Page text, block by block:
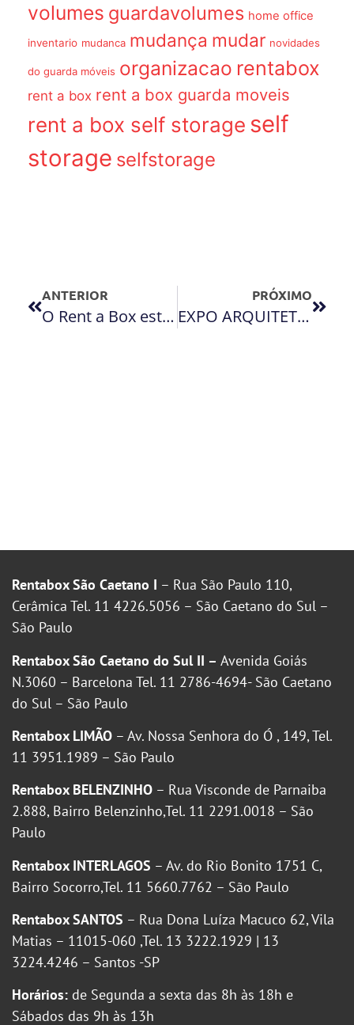
volumes guardavolumes home office
inventario mudanca mudança mudar novidades
do guarda móveis organizacao rentabox
rent a box rent a box guarda moveis
rent a box self storage self
storage selfstorage
ANTERIOR
O Rent a Box está de “cara” nova!
PRÓXIMO
EXPO ARQUITETURA SUSTENTÁVEL
Rentabox São Caetano I – Rua São Paulo 110,
Cerâmica Tel. 11 4226.5056 – São Caetano do Sul –
São Paulo
Rentabox São Caetano do Sul II – Avenida Goiás
N.3060 – Barcelona Tel. 11 2786-4694- São Caetano
do Sul – São Paulo
Rentabox LIMÃO – Av. Nossa Senhora do Ó , 149, Tel.
11 3951.1989 – São Paulo
Rentabox BELENZINHO – Rua Visconde de Parnaiba
2.888, Bairro Belenzinho,Tel. 11 2291.0018 – São
Paulo
Rentabox INTERLAGOS – Av. do Rio Bonito 1751 C,
Bairro Socorro,Tel. 11 5660.7762 – São Paulo
Rentabox SANTOS – Rua Dona Luíza Macuco 62, Vila
Matias – 11015-060 ,Tel. 13 3222.1929 | 13
3224.4246 – Santos -SP
Horários: de Segunda a sexta das 8h às 18h e
Sábados das 9h às 13h